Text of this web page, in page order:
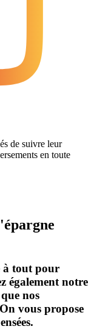
de suivre leur
en toute
à tout pour
également notre
nos
vous propose